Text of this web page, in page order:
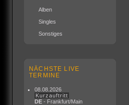
Alben
Singles
Sonstiges
NÄCHSTE LIVE
TERMINE
08.08.2026
Kurzauftritt
DE - Frankfurt/Main